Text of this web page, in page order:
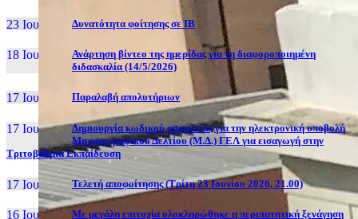
23 Ιουν, 26 Δυνατότητα φοίτησης σε ΙΒ
18 Ιουν, 26
Ανάρτηση βίντεο της ημερίδας για τη διαφοροποιημένη
διδασκαλία (14/5/2026)
17 Ιουν, 26 Παραλαβή απολυτήριων
17 Ιουν, 26
Δημιουργία κωδικού ασφαλείας για την ηλεκτρονική υποβολή
Μηχανογραφικού Δελτίου (Μ.Δ.) ΓΕΛ για εισαγωγή στην
Τριτοβάθμια Εκπαίδευση
17 Ιουν, 26 Τελετή αποφοίτησης (Τρίτη 23 Ιουνίου 2026, 21.00)
16 Ιουν, 26
Με μεγάλη επιτυχία ολοκληρώθηκε η περιπατητική ξενάγηση